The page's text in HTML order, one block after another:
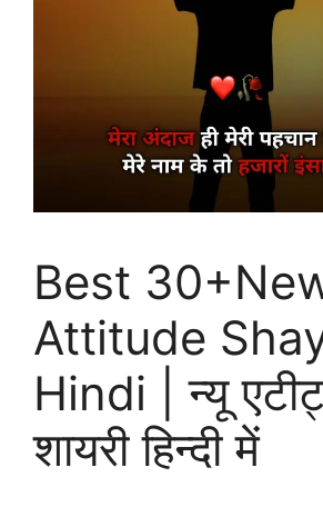
Best
Attitude
Hindi | न्यू
शायरी हिन्दी में